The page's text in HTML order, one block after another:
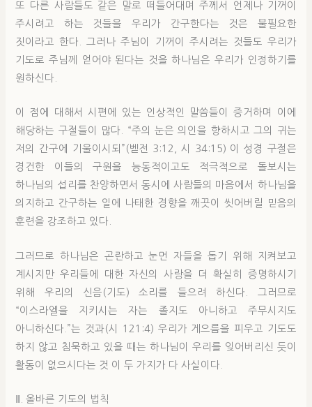
또 다른 사람들도 같은 말로 떠들어대며 주께서 언제나 기꺼이
주시려고 하는 것들을 우리가 간구한다는 것은 불필요한
짓이라고 한다. 그러나 주님이 기꺼이 주시려는 것들도 우리가
기도로 주님께 얻어야 된다는 것을 하나님은 우리가 인정하기를
원하신다.
이 점에 대해서 시편에 있는 인상적인 말씀들이 증거하며 이에
해당하는 구절들이 많다. “주의 눈은 의인을 향하시고 그의 귀는
저의 간구에 기울이시되”(벧전 3:12, 시 34:15) 이 성경 구절은
경건한 이들의 구원을 능동적이고도 적극적으로 돌보시는
하나님의 섭리를 찬양하면서 동시에 사람들의 마음에서 하나님을
의지하고 간구하는 일에 나태한 경향을 깨끗이 씻어버릴 믿음의
훈련을 강조하고 있다.
그러므로 하나님은 곤란하고 눈먼 자들을 돕기 위해 지켜보고
계시지만 우리들에 대한 자신의 사랑을 더 확실히 증명하시기
위해 우리의 신음(기도) 소리를 들으려 하신다. 그러므로
“이스라엘을 지키시는 자는 졸지도 아니하고 주무시지도
아니하신다.”는 것과(시 121:4) 우리가 게으름을 피우고 기도도
하지 않고 침묵하고 있을 때는 하나님이 우리를 잊어버리신 듯이
활동이 없으시다는 것 이 두 가지가 다 사실이다.
Ⅱ. 올바른 기도의 법칙